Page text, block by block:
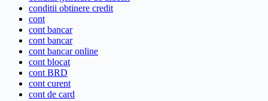
conditii obtinere credit
cont
cont bancar
cont bancar
cont bancar online
cont blocat
cont BRD
cont curent
cont de card